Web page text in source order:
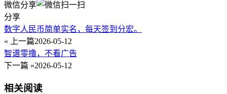
微信分享
分享
数字人民币简单实名，每天签到分宏。
« 上一篇2026-05-12
智谱零撸，不看广告
下一篇 »2026-05-12
相关阅读